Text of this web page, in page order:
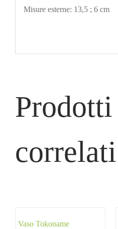
Misure esterne: 13,5 ; 6 cm
Prodotti
correlati
Vaso Tokoname